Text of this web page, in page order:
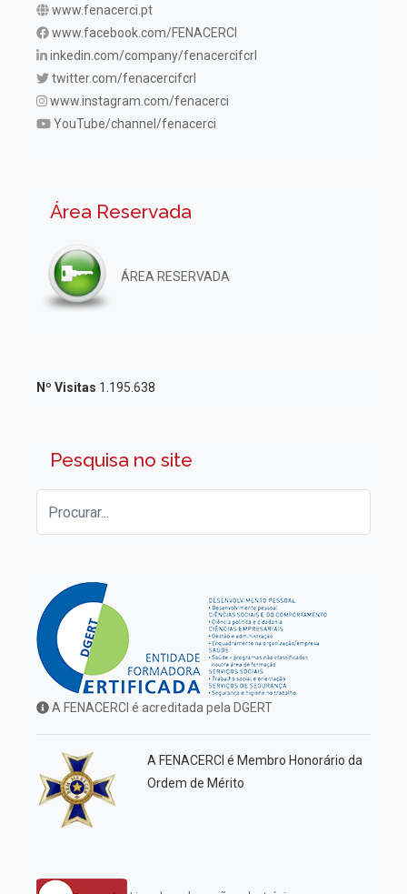
www.fenacerci.pt
www.facebook.com/FENACERCI
inkedin.com/company/fenacercifcrl
twitter.com/fenacercifcrl
www.instagram.com/fenacerci
YouTube/channel/fenacerci
Área Reservada
ÁREA RESERVADA
Nº Visitas 1.195.638
Pesquisa no site
A FENACERCI é acreditada pela DGERT
A FENACERCI é Membro Honorário da
Ordem de Mérito